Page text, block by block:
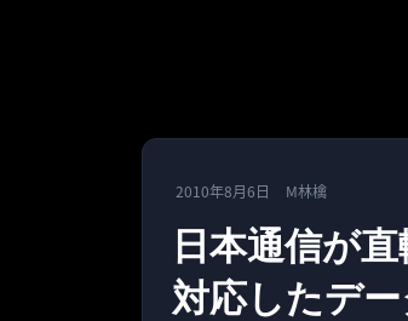
2010年8月6日 M林檎
日本通信が
対応したデ